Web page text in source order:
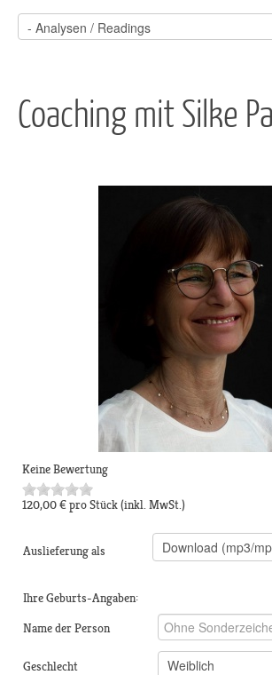
Coaching mit Silke
Keine Bewertung
120,00 €pro Stück(inkl. MwSt.)
Auslieferung als
Ihre Geburts-Angaben:
Name der Person
Geschlecht